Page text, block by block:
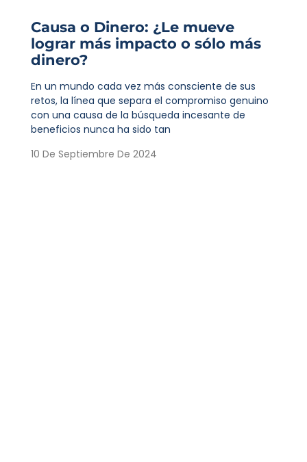
Causa o Dinero: ¿Le mueve
lograr más impacto o sólo más
dinero?
En un mundo cada vez más consciente de sus
retos, la línea que separa el compromiso genuino
con una causa de la búsqueda incesante de
beneficios nunca ha sido tan
10 De Septiembre De 2024